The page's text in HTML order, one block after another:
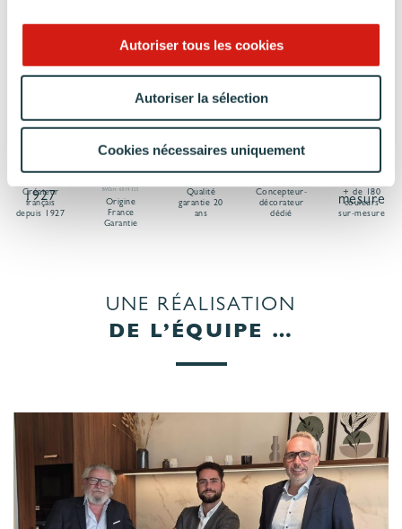
Autoriser tous les cookies
Autoriser la sélection
Cookies nécessaires uniquement
Créateur
français
depuis 1927
BVCert. 6019325
Origine
France
Garantie
Qualité
garantie 20
ans
Concepteur-
décorateur
dédié
+ de 180
couleurs
sur-mesure
UNE RÉALISATION
DE L’ÉQUIPE …